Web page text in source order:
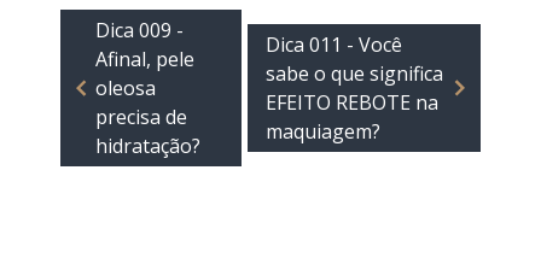
Dica 009 -
Afinal, pele
oleosa
precisa de
hidratação?
Dica 011 - Você
sabe o que significa
EFEITO REBOTE na
maquiagem?